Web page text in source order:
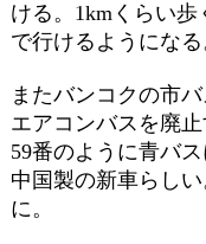
ける。1kmくらい
で行けるようになる
またバンコクの市
エアコンバスを廃
59番のように青バ
中国製の新車らし
に。